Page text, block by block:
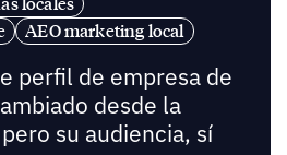
AEO marketing local
perfil de empresa de
desde la
su audiencia, sí